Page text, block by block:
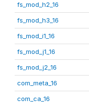
fs_mod_h2_16
fs_mod_h3_16
fs_mod_i1_16
fs_mod_j1_16
fs_mod_j2_16
com_meta_16
com_ca_16